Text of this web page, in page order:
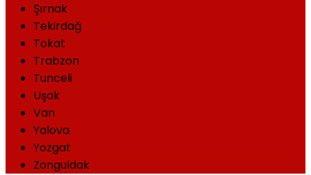
Şırnak
Tekirdağ
Tokat
Trabzon
Tunceli
Uşak
Van
Yalova
Yozgat
Zonguldak